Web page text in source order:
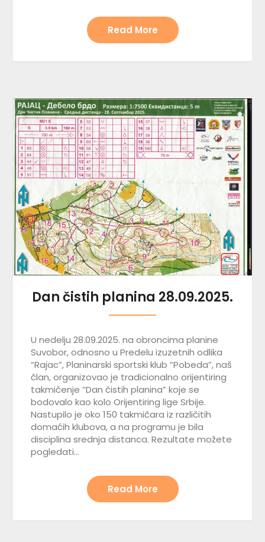
Read More
Dan čistih planina 28.09.2025.
U nedelju 28.09.2025. na obroncima planine
Suvobor, odnosno u Predelu izuzetnih odlika
“Rajac”, Planinarski sportski klub “Pobeda”, naš
član, organizovao je tradicionalno orijentiring
takmičenje “Dan čistih planina” koje se
bodovalo kao kolo Orijentiring lige Srbije.
Nastupilo je oko 150 takmičara iz različitih
domaćih klubova, a na programu je bila
disciplina srednja distanca. Rezultate možete
pogledati…
Read More